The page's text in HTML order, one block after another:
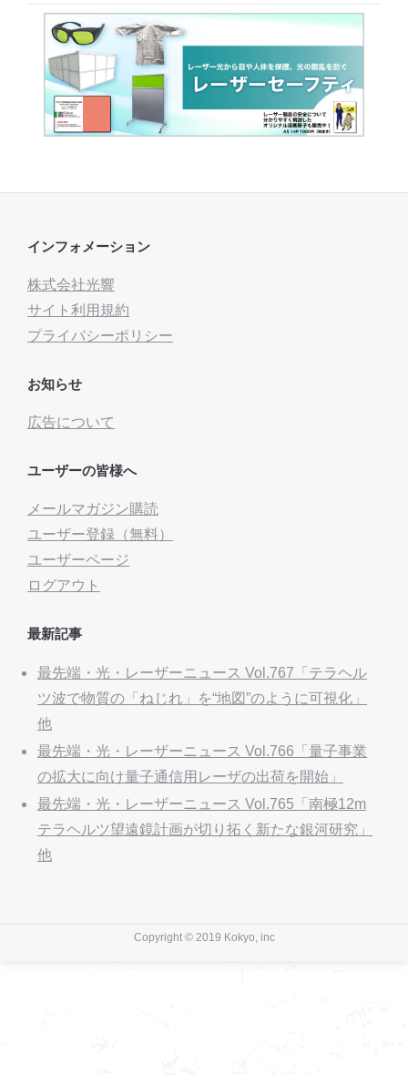
インフォメーション
株式会社光響
サイト利用規約
プライバシーポリシー
お知らせ
広告について
ユーザーの皆様へ
メールマガジン購読
ユーザー登録（無料）
ユーザーページ
ログアウト
最新記事
最先端・光・レーザーニュース Vol.767「テラヘル
ツ波で物質の「ねじれ」を“地図”のように可視化」
他
最先端・光・レーザーニュース Vol.766「量子事業
の拡大に向け量子通信用レーザの出荷を開始」
最先端・光・レーザーニュース Vol.765「南極12m
テラヘルツ望遠鏡計画が切り拓く新たな銀河研究」
他
Copyright © 2019 Kokyo, inc